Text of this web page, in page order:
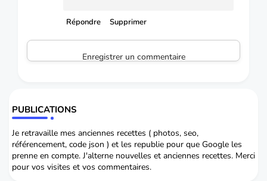
Répondre Supprimer
Enregistrer un commentaire
PUBLICATIONS
Je retravaille mes anciennes recettes ( photos, seo,
référencement, code json ) et les republie pour que Google les
prenne en compte. J'alterne nouvelles et anciennes recettes. Merci
pour vos visites et vos commentaires.